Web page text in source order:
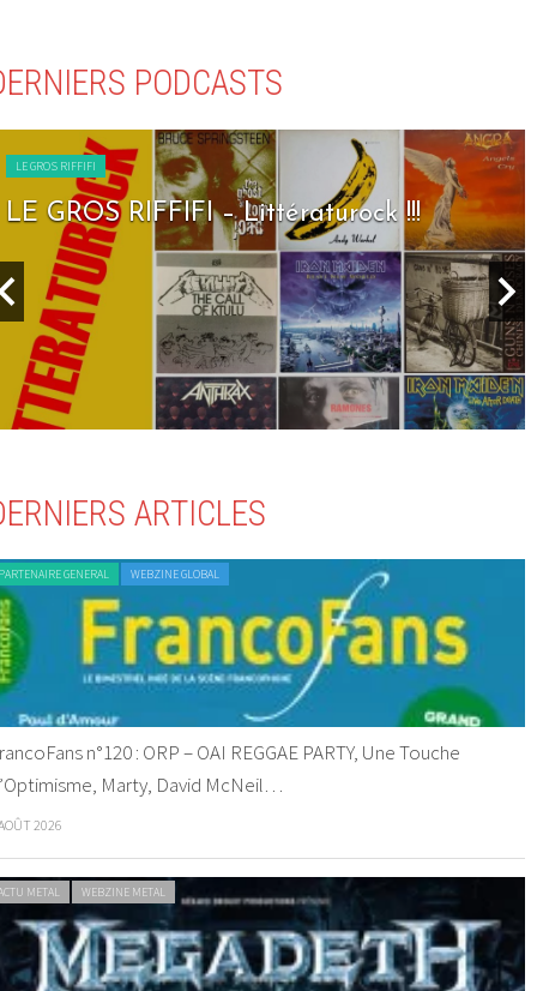
PODCASTS
LE GROS RIFFIFI
LE GROS RIFFIFI – Littératurock !!!
ARTICLES
GENERAL WEBZINE GLOBAL
n°120 : ORP – OAI REGGAE PARTY, Une Touche
Marty, David McNeil…
2026
METAL WEBZINE METAL